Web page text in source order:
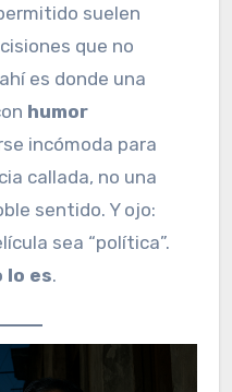
suelen
que no
es donde una
humor
incómoda para
callada, no una
sentido. Y ojo:
sea “política”.
lo es.